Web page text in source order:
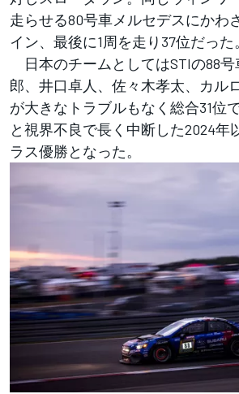
走らせる80号車メルセデスにかわ
イン、最後に1周を走り37位だった。
日本のチームとしてはSTIの88号
郎、井口卓人、佐々木孝太、カル
が大きなトラブルもなく総合31位
と視界不良で長く中断した2024年
ラス優勝となった。